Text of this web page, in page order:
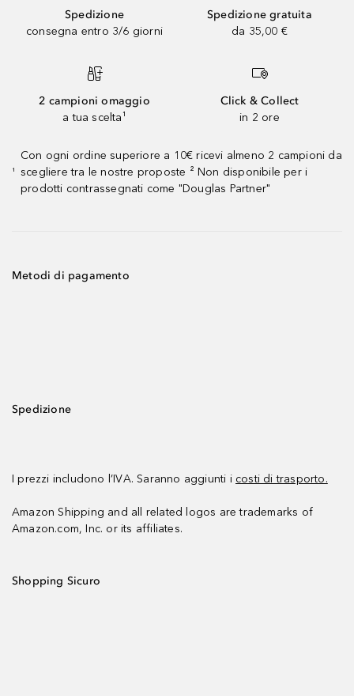
Spedizione
consegna entro 3/6 giorni
Spedizione gratuita
da 35,00 €
2 campioni omaggio
a tua scelta¹
Click & Collect
in 2 ore
¹
Con ogni ordine superiore a 10€ ricevi almeno 2 campioni da
scegliere tra le nostre proposte ² Non disponibile per i
prodotti contrassegnati come "Douglas Partner"
Metodi di pagamento
Spedizione
I prezzi includono l’IVA. Saranno aggiunti i costi di trasporto.
Amazon Shipping and all related logos are trademarks of
Amazon.com, Inc. or its affiliates.
Shopping Sicuro